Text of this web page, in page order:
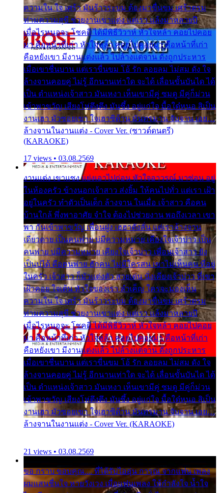
ความใน ใจ เศร้า มันร้าวระบม ต้องมาขื่นขม เศร้าตรม
ท่ามความสุขี ช่วยงานเขาแต่ง แต่เรา แล้งมาหลายปี
เมื่อไรหนอจะ โชคดี ได้มีพิธีวิวาห์ หัวใจหล้า คอยไปคอย
มา คือหน้าที่เก่า หัวใจหล้า คอยไปคอยมา คือหน้าที่เก่า
คือหยังเขา มีงานแต่งแล้ว ไปล้างแต่จาน ดั่งถูกประหาร
เมื่อเขาชื่นบาน แต่เราขื่นขม โอ้ รัก ลอยลม ไม่สม ดัง ใจ
ล้างจานคอยคู่ ไม่รู้ อีกนานเท่าใด จะได้ เลื่อนขั้นบันได ได้
เป็น ตำแหน่งเจ้าสาว มันเหงา เห็นเขามีคู่ ซมดู มีคู่ก็ม่วน
เข้าพาขวัญ เสียงโห่ตึงตึง มันซึ้ง อยู่แก่ใจ มื้อใด๋หนอ สิเป็น
งานเฮา มัวซอยเขา ใจเฮาซิด้าน มันทรมาน จับจาน เอย…
ล้างจานในงานแต่ง - Cover Ver. (ซาวด์ดนตรี)
(KARAOKE)
17 views • 03.08.2569
งานแต่ง เขาแซง แย่งเอาไปก่อน หัวใจอาวรณ์ มาซ่อน อยู่
ในห้องครัว ข้างนอกเจ้าสาว ส่งยิ้ม ให้คนไปทั่ว แต่เรา เฝ้า
อยู่ในครัว ทำตัวเป็นเด็ก ล้างจาน ในเมื่อ เจ้าสาว คือคน
บ้านใกล้ พึ่งพาอาศัย จำใจ ต้องไปช่วยงาน พอถึงเวลา เขา
พา กันเข้าพาขวัญ เพื่อนฝูง เฮฮาดังลั่น แต่เราล้างจาน
เดียวดาย เป็นคนพ่าย บ่มีความหมาย เคียงใจเจ้าบ่าว เป็น
คนพ่าย บ่มีความหมาย เคียงใจเจ้าบ่าว เพื่อนเจ้าสาว ยัง
เป็นบ่ได้ คือคนพ่าย ฮักคน ไม่มีใครสน เขาไม่เห็นคน ที่อยู่
ในครัว เจ้าสาว ก็มัวแต่งตัว สวยเด่น นั่งเคียงเจ้าบ่าว ที่เขา
เฝ้าคอย ใจเต้น หัวใจของเรา ลำเค็ญ ใครจะมองเห็น
ความใน ใจ เศร้า มันร้าวระบม ต้องมาขื่นขม เศร้าตรม
ท่ามความสุขี ช่วยงานเขาแต่ง แต่เรา แล้งมาหลายปี
เมื่อไรหนอจะ โชคดี ได้มีพิธีวิวาห์ หัวใจหล้า คอยไปคอย
มา คือหน้าที่เก่า หัวใจหล้า คอยไปคอยมา คือหน้าที่เก่า
คือหยังเขา มีงานแต่งแล้ว ไปล้างแต่จาน ดั่งถูกประหาร
เมื่อเขาชื่นบาน แต่เราขื่นขม โอ้ รัก ลอยลม ไม่สม ดัง ใจ
ล้างจานคอยคู่ ไม่รู้ อีกนานเท่าใด จะได้ เลื่อนขั้นบันได ได้
เป็น ตำแหน่งเจ้าสาว มันเหงา เห็นเขามีคู่ ซมดู มีคู่ก็ม่วน
เข้าพาขวัญ เสียงโห่ตึงตึง มันซึ้ง อยู่แก่ใจ มื้อใด๋หนอ สิเป็น
งานเฮา มัวซอยเขา ใจเฮาซิด้าน มันทรมาน จับจาน เอย…
ล้างจานในงานแต่ง - Cover Ver. (KARAOKE)
21 views • 03.08.2569
ขอ กราบ ขอบคุณ.... ที่ได้รับไออุ่น การุณ จากแฟน เพลง
ผมแสนชื่นใจ หายวังเวง เมื่อแฟนเพลง ให้กำลังใจ น้ำใจ